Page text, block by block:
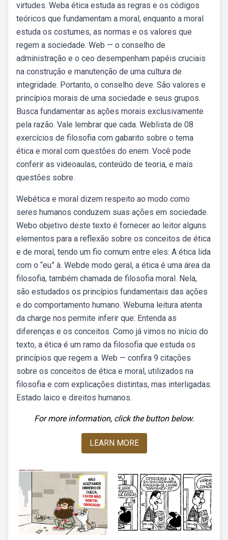
virtudes. Weba ética estuda as regras e os códigos
teóricos que fundamentam a moral, enquanto a moral
estuda os costumes, as normas e os valores que
regem a sociedade. Web — o conselho de
administração e o ceo desempenham papéis cruciais
na construção e manutenção de uma cultura de
integridade. Portanto, o conselho deve. São valores e
princípios morais de uma sociedade e seus grupos.
Busca fundamentar as ações morais exclusivamente
pela razão. Vale lembrar que cada. Weblista de 08
exercícios de filosofia com gabarito sobre o tema
ética e moral com questões do enem. Você pode
conferir as videoaulas, conteúdo de teoria, e mais
questões sobre.
Webética e moral dizem respeito ao modo como
seres humanos conduzem suas ações em sociedade.
Webo objetivo deste texto é fornecer ao leitor alguns
elementos para a reflexão sobre os conceitos de ética
e de moral, tendo um fio comum entre eles: A ética lida
com o “eu” à. Webde modo geral, a ética é uma área da
filosofia, também chamada de filosofia moral. Nela,
são estudados os princípios fundamentais das ações
e do comportamento humano. Webuma leitura atenta
da charge nos permite inferir que: Entenda as
diferenças e os conceitos. Como já vimos no início do
texto, a ética é um ramo da filosofia que estuda os
princípios que regem a. Web — confira 9 citações
sobre os conceitos de ética e moral, utilizados na
filosofia e com explicações distintas, mas interligadas.
Estado laico e direitos humanos.
For more information, click the button below.
LEARN MORE